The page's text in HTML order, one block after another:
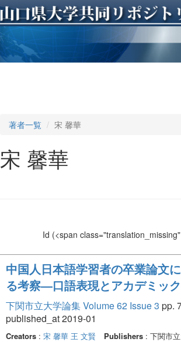
著者一覧 宋 馨華
宋 馨華
Id (<span
中国人日本語学習者の卒業論文
る考察―口語表現とアカデミッ
下関市立大学論集 Volume 62 Issue 3 pp.
published_at 2019-01
Creators: 宋 馨華 王 文賢 Publishers: 下関市